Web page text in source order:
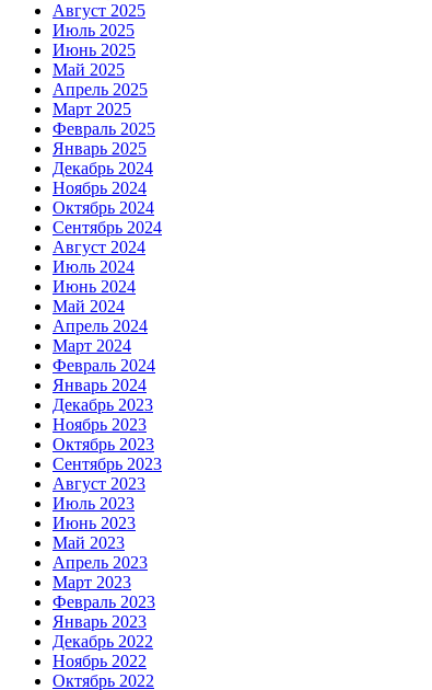
Август 2025
Июль 2025
Июнь 2025
Май 2025
Апрель 2025
Март 2025
Февраль 2025
Январь 2025
Декабрь 2024
Ноябрь 2024
Октябрь 2024
Сентябрь 2024
Август 2024
Июль 2024
Июнь 2024
Май 2024
Апрель 2024
Март 2024
Февраль 2024
Январь 2024
Декабрь 2023
Ноябрь 2023
Октябрь 2023
Сентябрь 2023
Август 2023
Июль 2023
Июнь 2023
Май 2023
Апрель 2023
Март 2023
Февраль 2023
Январь 2023
Декабрь 2022
Ноябрь 2022
Октябрь 2022